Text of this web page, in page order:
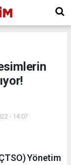
- 14:07
Yönetim